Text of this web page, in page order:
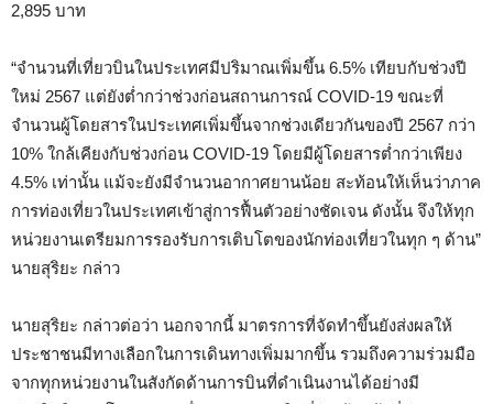
2,895 บาท
“จำนวนที่เที่ยวบินในประเทศมีปริมาณเพิ่มขึ้น 6.5% เทียบกับช่วงปี
ใหม่ 2567 แต่ยังต่ำกว่าช่วงก่อนสถานการณ์ COVID-19 ขณะที่
จำนวนผู้โดยสารในประเทศเพิ่มขึ้นจากช่วงเดียวกันของปี 2567 กว่า
10% ใกล้เคียงกับช่วงก่อน COVID-19 โดยมีผู้โดยสารต่ำกว่าเพียง
4.5% เท่านั้น แม้จะยังมีจำนวนอากาศยานน้อย สะท้อนให้เห็นว่าภาค
การท่องเที่ยวในประเทศเข้าสู่การฟื้นตัวอย่างชัดเจน ดังนั้น จึงให้ทุก
หน่วยงานเตรียมการรองรับการเติบโตของนักท่องเที่ยวในทุก ๆ ด้าน”
นายสุริยะ กล่าว
นายสุริยะ กล่าวต่อว่า นอกจากนี้ มาตรการที่จัดทำขึ้นยังส่งผลให้
ประชาชนมีทางเลือกในการเดินทางเพิ่มมากขึ้น รวมถึงความร่วมมือ
จากทุกหน่วยงานในสังกัดด้านการบินที่ดำเนินงานได้อย่างมี